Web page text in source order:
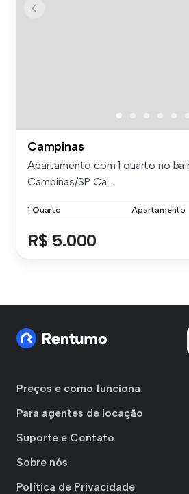
Campinas
Apartamento com 1 quarto no
Campinas/SP Ca...
1 Quarto Apartamento
R$ 5.000
Preços e como funciona
Para agentes de locação
Suporte e Contato
Sobre nós
Política de Privacidade